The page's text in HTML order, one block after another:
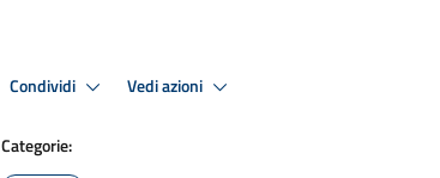
Condividi Vedi azioni
Categorie: